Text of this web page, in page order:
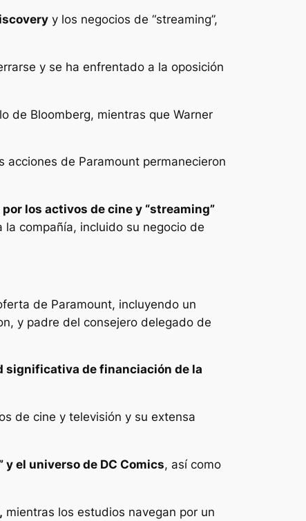
y los negocios de “streaming”,
y se ha enfrentado a la oposición
de Bloomberg, mientras que Warner
acciones de Paramount permanecieron
los activos de cine y “streaming”
compañía, incluido su negocio de
de Paramount, incluyendo un
y padre del consejero delegado de
significativa de financiación de la
de cine y televisión y su extensa
y el universo de DC Comics, así como
mientras los estudios navegan por un